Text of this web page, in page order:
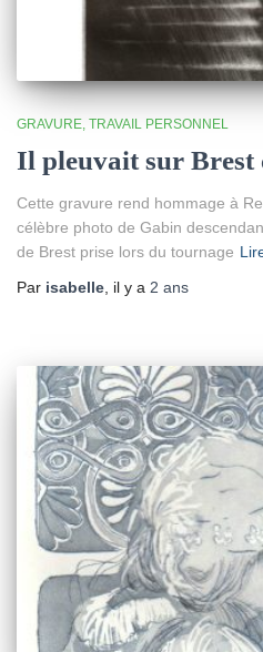
GRAVURE TRAVAIL PERSONNEL
Il pleuvait sur
Cette gravure rend hommage à
célèbre photo de Gabin
de Brest prise lors du tournage
Par isabelle , il y a 2 ans